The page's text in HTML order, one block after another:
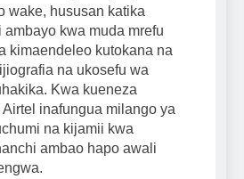
wake, hususan katika
kwa muda mrefu
kimaendeleo kutokana na
na ukosefu wa
Kwa kueneza
inafungua milango ya
na kijamii kwa
ambao hapo awali